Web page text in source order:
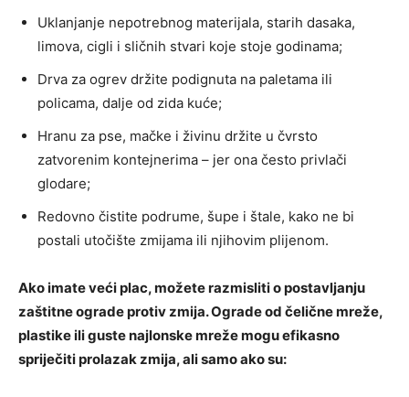
Uklanjanje nepotrebnog materijala, starih dasaka,
limova, cigli i sličnih stvari koje stoje godinama;
Drva za ogrev držite podignuta na paletama ili
policama, dalje od zida kuće;
Hranu za pse, mačke i živinu držite u čvrsto
zatvorenim kontejnerima – jer ona često privlači
glodare;
Redovno čistite podrume, šupe i štale, kako ne bi
postali utočište zmijama ili njihovim plijenom.
Ako imate veći plac, možete razmisliti o postavljanju
zaštitne ograde protiv zmija. Ograde od čelične mreže,
plastike ili guste najlonske mreže mogu efikasno
spriječiti prolazak zmija, ali samo ako su: